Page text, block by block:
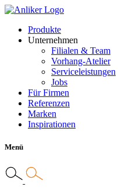
Produkte
Unternehmen
Filialen & Team
Vorhang-Atelier
Serviceleistungen
Jobs
Für Firmen
Referenzen
Marken
Inspirationen
Menü